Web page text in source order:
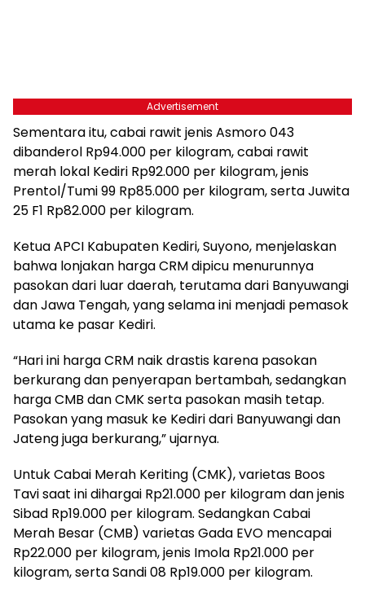
Advertisement
Sementara itu, cabai rawit jenis Asmoro 043
dibanderol Rp94.000 per kilogram, cabai rawit
merah lokal Kediri Rp92.000 per kilogram, jenis
Prentol/Tumi 99 Rp85.000 per kilogram, serta Juwita
25 F1 Rp82.000 per kilogram.
Ketua APCI Kabupaten Kediri, Suyono, menjelaskan
bahwa lonjakan harga CRM dipicu menurunnya
pasokan dari luar daerah, terutama dari Banyuwangi
dan Jawa Tengah, yang selama ini menjadi pemasok
utama ke pasar Kediri.
“Hari ini harga CRM naik drastis karena pasokan
berkurang dan penyerapan bertambah, sedangkan
harga CMB dan CMK serta pasokan masih tetap.
Pasokan yang masuk ke Kediri dari Banyuwangi dan
Jateng juga berkurang,” ujarnya.
Untuk Cabai Merah Keriting (CMK), varietas Boos
Tavi saat ini dihargai Rp21.000 per kilogram dan jenis
Sibad Rp19.000 per kilogram. Sedangkan Cabai
Merah Besar (CMB) varietas Gada EVO mencapai
Rp22.000 per kilogram, jenis Imola Rp21.000 per
kilogram, serta Sandi 08 Rp19.000 per kilogram.